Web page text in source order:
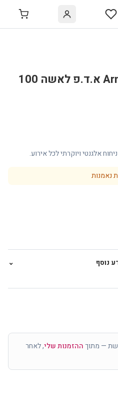
ג'ורג'יו ארמני Armani Si א.ד.פ לאשה 100
נאמנות
נוסף ⌄
— מתוךההזמנות שלי, לאחר